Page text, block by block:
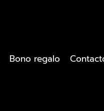
Bono regalo